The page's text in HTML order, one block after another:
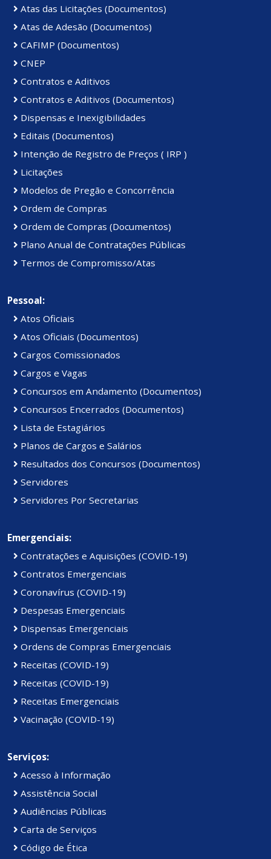
Atas das Licitações (Documentos)
Atas de Adesão (Documentos)
CAFIMP (Documentos)
CNEP
Contratos e Aditivos
Contratos e Aditivos (Documentos)
Dispensas e Inexigibilidades
Editais (Documentos)
Intenção de Registro de Preços ( IRP )
Licitações
Modelos de Pregão e Concorrência
Ordem de Compras
Ordem de Compras (Documentos)
Plano Anual de Contratações Públicas
Termos de Compromisso/Atas
Pessoal:
Atos Oficiais
Atos Oficiais (Documentos)
Cargos Comissionados
Cargos e Vagas
Concursos em Andamento (Documentos)
Concursos Encerrados (Documentos)
Lista de Estagiários
Planos de Cargos e Salários
Resultados dos Concursos (Documentos)
Servidores
Servidores Por Secretarias
Emergenciais:
Contratações e Aquisições (COVID-19)
Contratos Emergenciais
Coronavírus (COVID-19)
Despesas Emergenciais
Dispensas Emergenciais
Ordens de Compras Emergenciais
Receitas (COVID-19)
Receitas (COVID-19)
Receitas Emergenciais
Vacinação (COVID-19)
Serviços:
Acesso à Informação
Assistência Social
Audiências Públicas
Carta de Serviços
Código de Ética